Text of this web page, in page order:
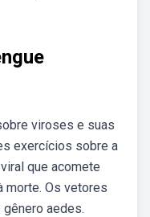
viroses e suas
exercícios sobre a
que acomete
morte. Os vetores
aedes.